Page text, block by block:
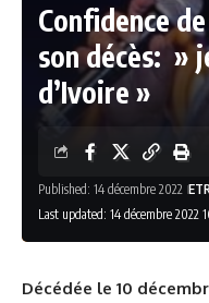
Confidence
son décès: »
d’Ivoire »
Last updated: 14 décembre 2022
Published: 14 décembre 2022
Décédée le 10